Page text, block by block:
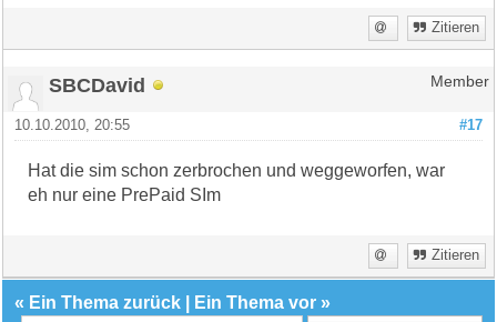
Zitieren
SBCDavid Member
#17
10.10.2010, 20:55
Hat die sim schon zerbrochen und weggeworfen, war
eh nur eine PrePaid SIm
Zitieren
« Ein Thema zurück Ein Thema vor »